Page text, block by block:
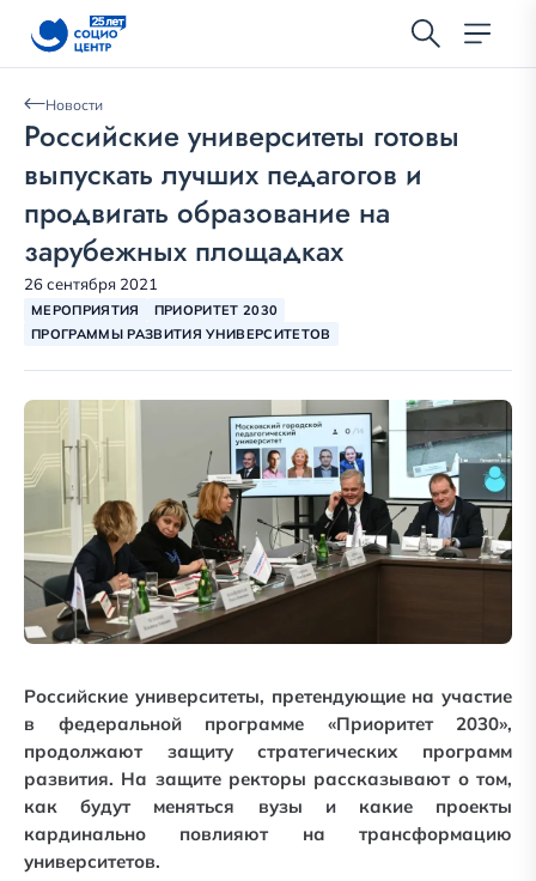
Новости
Российские университеты готовы
выпускать лучших педагогов и
продвигать образование на
зарубежных площадках
26 сентября 2021
МЕРОПРИЯТИЯ
ПРИОРИТЕТ 2030
ПРОГРАММЫ РАЗВИТИЯ УНИВЕРСИТЕТОВ
Российские университеты, претендующие на участие
в федеральной программе «Приоритет 2030»,
продолжают защиту стратегических программ
развития. На защите ректоры рассказывают о том,
как будут меняться вузы и какие проекты
кардинально повлияют на трансформацию
университетов.